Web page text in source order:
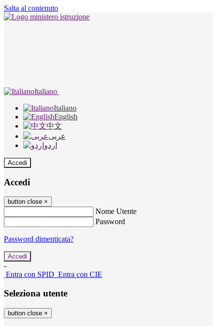
Salta al contenuto
Italiano
Italiano
English
中文
عربى
اردو
Accedi
Accedi
button close ×
Nome Utente
Password
Password dimenticata?
-
Entra con SPID Entra con CIE
Seleziona utente
button close ×